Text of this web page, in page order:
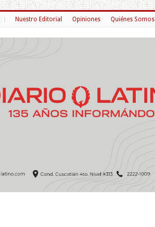
Nuestro Editorial Opiniones Quiénes Somos